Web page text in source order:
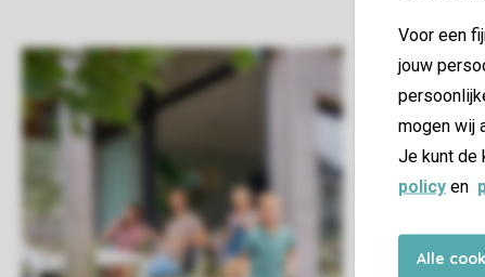
Voor een
jouw
mogen wij
Je kunt de
policy en
Alle
Ainsi, vous